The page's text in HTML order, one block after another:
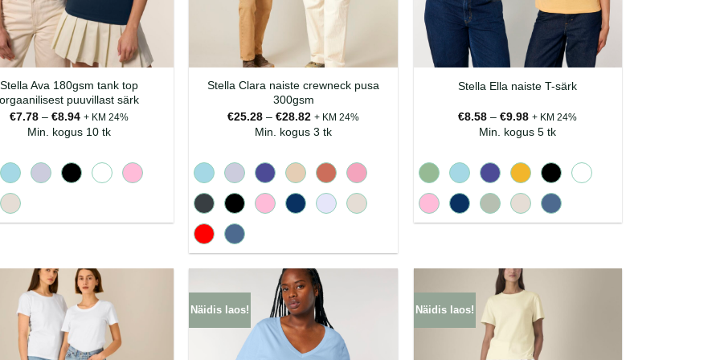
Stella Ava 180gsm tank top
orgaanilisest puuvillast särk
€7.78 – €8.94Hinnavahemik:
€7.78
kuni
+ KM 24%
Min. kogus 10 tk
Stella Clara naiste crewneck pusa
300gsm
€25.28 – €28.82 Hinnavahemik:
€25.28
kuni
+ KM 24%
Min. kogus 3 tk
Stella Ella naiste T-särk
€8.58 – €9.98Hinnavahemik:
€8.58
kuni
+ KM 24%
Min. kogus 5 tk
Näidis laos! Näidis laos!